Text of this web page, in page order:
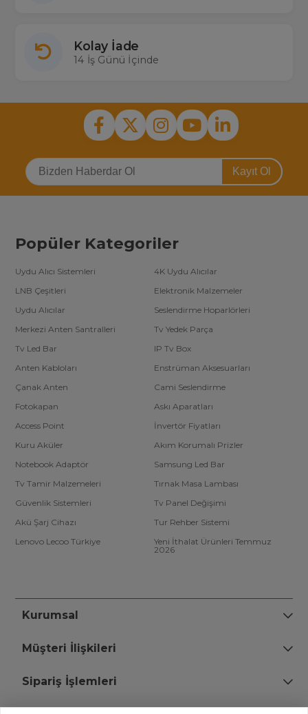
Kolay İade
14 İş Günü İçinde
Kayıt Ol
Popüler Kategoriler
Uydu Alıcı Sistemleri
4K Uydu Alıcılar
LNB Çeşitleri
Elektronik Malzemeler
Uydu Alıcılar
Seslendirme Hoparlörleri
Merkezi Anten Santralleri
Tv Yedek Parça
Tv Led Bar
IP Tv Box
Anten Kabloları
Enstrüman Aksesuarları
Çanak Anten
Cami Seslendirme
Fotokapan
Askı Aparatları
Access Point
İnvertör Fiyatları
Kuru Aküler
Akım Korumalı Prizler
Notebook Adaptör
Samsung Led Bar
Tv Tamir Malzemeleri
Tırnak Masa Lambası
Güvenlik Sistemleri
Tv Panel Değişimi
Akü Şarj Cihazı
Tur Rehber Sistemi
Lenovo Lecoo Türkiye
Yeni İthalat Ürünleri Temmuz
2026
Kurumsal
Müşteri İlişkileri
Sipariş İşlemleri